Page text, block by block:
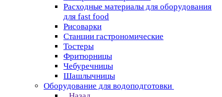
Расходные материалы для оборудования
для fast food
Рисоварки
Станции гастрономические
Тостеры
Фритюрницы
Чебуречницы
Шашлычницы
Оборудование для водоподготовки